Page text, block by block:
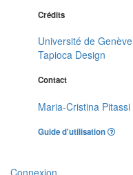
Crédits
Université de Genève
Tapioca Design
Contact
Maria-Cristina Pitassi
Guide d'utilisation
Connexion